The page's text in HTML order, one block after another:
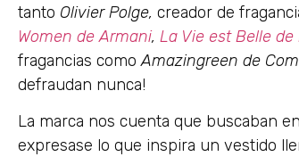
tanto Olivier Polge, creador de
Women de Armani, La Vie est Belle
fragancias comoAmazingreen de
defraudan nunca!
La marca nos cuenta que buscaban
expresase lo que inspira un vestido